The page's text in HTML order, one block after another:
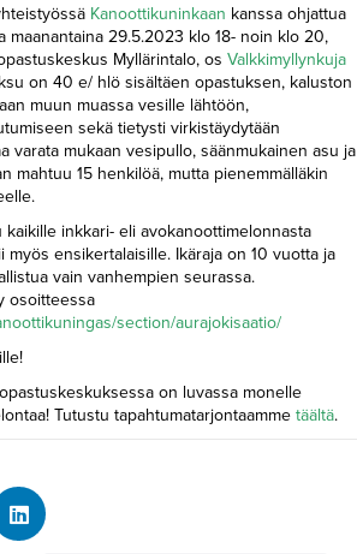
Kanoottikuninkaan kanssa ohjattua
maanantaina 29.5.2023 klo 18- noin klo 20,
Myllärintalo, os Valkkimyllynkuja
on 40 e/ hlö sisältäen opastuksen, kaluston
muun muassa vesille lähtöön,
sekä tietysti virkistäydytään
varata mukaan vesipullo, säänmukainen asu ja
mahtuu 15 henkilöä, mutta pienemmälläkin
inkkari- eli avokanoottimelonnasta
ensikertalaisille. Ikäraja on 10 vuotta ja
vain vanhempien seurassa.
osoitteessa
section/aurajokisaatio/
on luvassa monelle
Tutustu tapahtumatarjontaamme täältä.